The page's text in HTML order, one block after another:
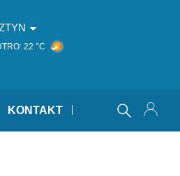
22 °C
KONTAKT